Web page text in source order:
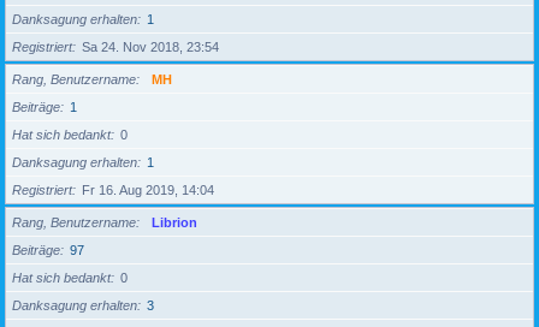
Danksagung erhalten
1
Registriert
Sa 24. Nov 2018, 23:54
Rang, Benutzername
MH
Beiträge
1
Hat sich bedankt
0
Danksagung erhalten
1
Registriert
Fr 16. Aug 2019, 14:04
Rang, Benutzername
Librion
Beiträge
97
Hat sich bedankt
0
Danksagung erhalten
3